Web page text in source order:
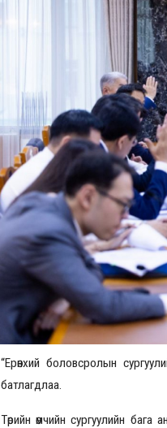
“Ерөнхий боловсролын
батлагдлаа.
Төрийн өмчийн сургуулийн